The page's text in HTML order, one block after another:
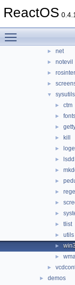
ReactOS
▼
►
►
► net
► notevil
►
►
▼ sysutils
► ctm
►
►
► kill
►
► lsdd
►
►
►
►
►
► tlist
► utils
►
►
►
► demos